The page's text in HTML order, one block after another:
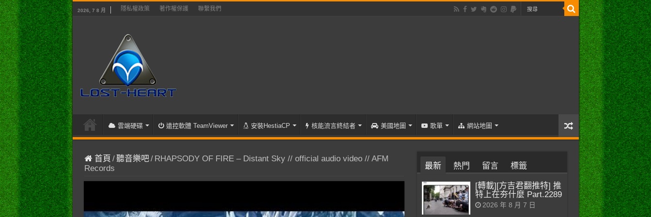
2026, 7 8 月 隱私權政策 著作權保護 聯繫我們
雲端硬碟 遠控軟體 TeamViewer 安裝HestiaCP 核能流言終結者 美國地圖 歌單 網站地圖
首頁 /聽音樂吧/ RHAPSODY OF FIRE – Distant Sky // official audio video // AFM
Records
最新 熱門 留言 標籤
[轉載][方吉君翻推特] 推
特上在夯什麼 Part.2289
2026 年 8 月 7 日